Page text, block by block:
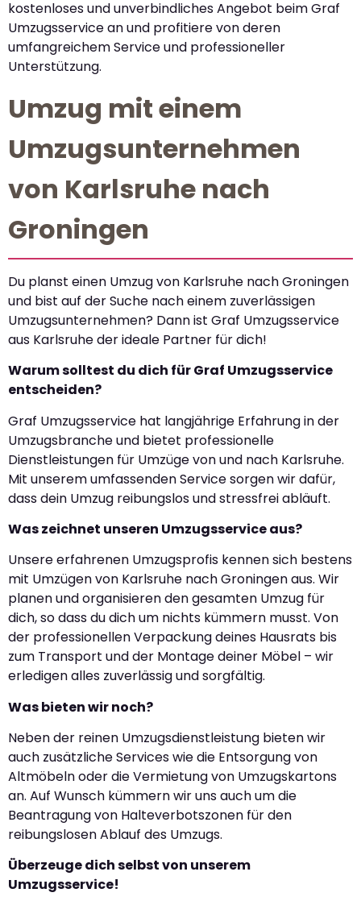
kostenloses und unverbindliches Angebot beim Graf
Umzugsservice an und profitiere von deren
umfangreichem Service und professioneller
Unterstützung.
Umzug mit einem
Umzugsunternehmen
von Karlsruhe nach
Groningen
Du planst einen Umzug von Karlsruhe nach Groningen
und bist auf der Suche nach einem zuverlässigen
Umzugsunternehmen? Dann ist Graf Umzugsservice
aus Karlsruhe der ideale Partner für dich!
Warum solltest du dich für Graf Umzugsservice
entscheiden?
Graf Umzugsservice hat langjährige Erfahrung in der
Umzugsbranche und bietet professionelle
Dienstleistungen für Umzüge von und nach Karlsruhe.
Mit unserem umfassenden Service sorgen wir dafür,
dass dein Umzug reibungslos und stressfrei abläuft.
Was zeichnet unseren Umzugsservice aus?
Unsere erfahrenen Umzugsprofis kennen sich bestens
mit Umzügen von Karlsruhe nach Groningen aus. Wir
planen und organisieren den gesamten Umzug für
dich, so dass du dich um nichts kümmern musst. Von
der professionellen Verpackung deines Hausrats bis
zum Transport und der Montage deiner Möbel – wir
erledigen alles zuverlässig und sorgfältig.
Was bieten wir noch?
Neben der reinen Umzugsdienstleistung bieten wir
auch zusätzliche Services wie die Entsorgung von
Altmöbeln oder die Vermietung von Umzugskartons
an. Auf Wunsch kümmern wir uns auch um die
Beantragung von Halteverbotszonen für den
reibungslosen Ablauf des Umzugs.
Überzeuge dich selbst von unserem
Umzugsservice!